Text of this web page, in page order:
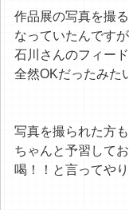
作品展の写真を撮
なっていたんです
石川さんのフィー
全然OKだったみた
写真を撮られた方
ちゃんと予習して
喝！！と言ってや